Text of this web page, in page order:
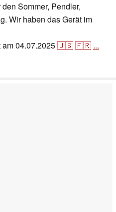
Sommer, Pendler,
Wir haben das Gerät im
am04.07.2025🇺🇸🇫🇷 ...